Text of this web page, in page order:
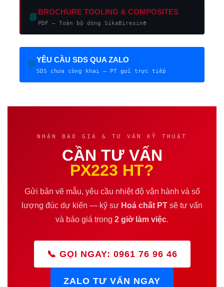
📘 BROCHURE TOOLING & COMPOSITES
PDF — Toàn bộ dòng SikaBiresin®
💬YÊU CẦU SDS QUA ZALO
SDS chưa công khai — PT gửi trực tiếp
NHẬN BÁO GIÁ & TƯ VẤN KỸ THUẬT
CẦN TƯ VẤN
PX223 HT?
Gửi bản vẽ mẫu, yêu cầu nhiệt độ vận hành và số
lượng đúc dự kiến — kỹ sư Hoá chất PT sẽ tư vấn
và báo giá trong 2 giờ làm việc.
📞 GỌI NGAY: 0961 76 96 46
ZALO TƯ VẤN NGAY